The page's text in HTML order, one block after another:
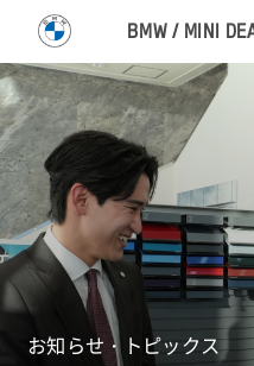
BMW / MINI
お知らせ・トピックス